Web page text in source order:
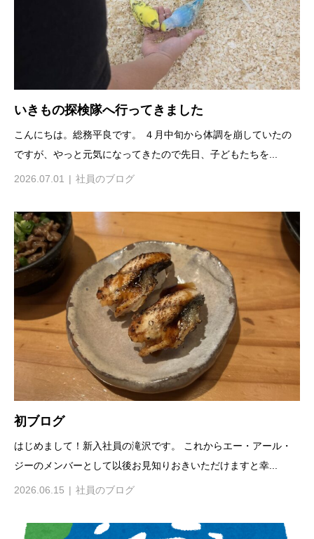
いきもの探検隊へ行ってきました
こんにちは。総務平良です。 ４月中旬から体調を崩していたの
ですが、やっと元気になってきたので先日、子どもたちを...
2026.07.01 社員のブログ
初ブログ
はじめまして！新入社員の滝沢です。 これからエー・アール・
ジーのメンバーとして以後お見知りおきいただけますと幸...
2026.06.15 社員のブログ